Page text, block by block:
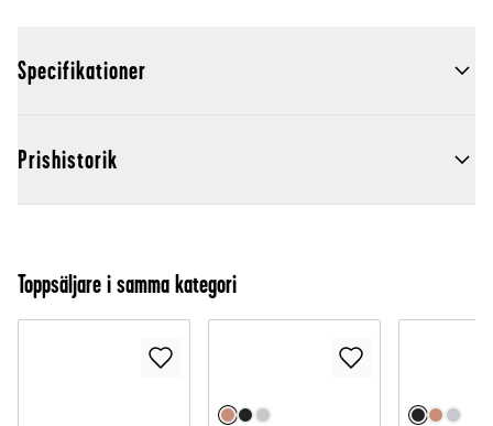
Specifikationer
Prishistorik
Toppsäljare i samma kategori